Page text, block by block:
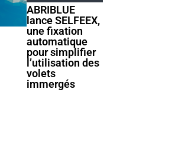
ABRIBLUE
lance SELFEEX,
une fixation
automatique
pour simplifier
l’utilisation des
volets
immergés